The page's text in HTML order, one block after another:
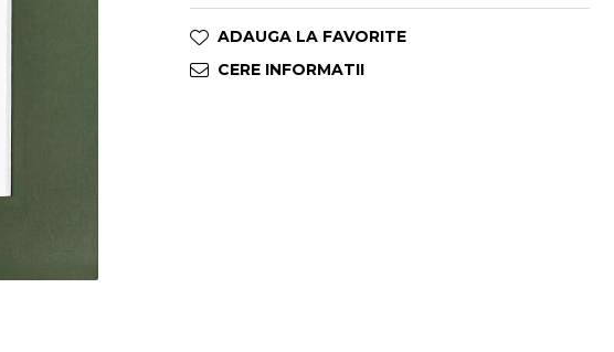
ADAUGA LA FAVORITE
CERE INFORMATII